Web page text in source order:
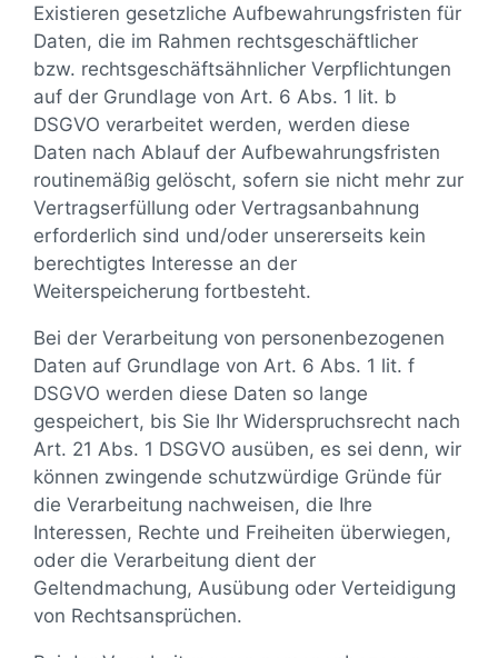
Existieren gesetzliche Aufbewahrungsfristen für
Daten, die im Rahmen rechtsgeschäftlicher
bzw. rechtsgeschäftsähnlicher Verpflichtungen
auf der Grundlage von Art. 6 Abs. 1 lit. b
DSGVO verarbeitet werden, werden diese
Daten nach Ablauf der Aufbewahrungsfristen
routinemäßig gelöscht, sofern sie nicht mehr zur
Vertragserfüllung oder Vertragsanbahnung
erforderlich sind und/oder unsererseits kein
berechtigtes Interesse an der
Weiterspeicherung fortbesteht.
Bei der Verarbeitung von personenbezogenen
Daten auf Grundlage von Art. 6 Abs. 1 lit. f
DSGVO werden diese Daten so lange
gespeichert, bis Sie Ihr Widerspruchsrecht nach
Art. 21 Abs. 1 DSGVO ausüben, es sei denn, wir
können zwingende schutzwürdige Gründe für
die Verarbeitung nachweisen, die Ihre
Interessen, Rechte und Freiheiten überwiegen,
oder die Verarbeitung dient der
Geltendmachung, Ausübung oder Verteidigung
von Rechtsansprüchen.